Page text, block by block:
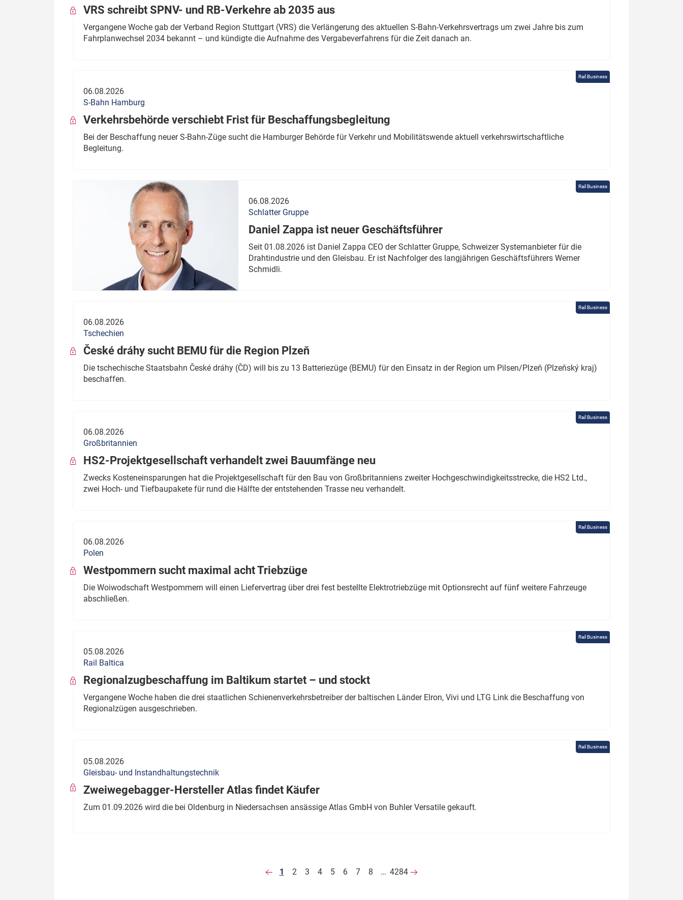
VRS schreibt SPNV- und RB-Verkehre ab 2035 aus
Vergangene Woche gab der Verband Region Stuttgart (VRS) die Verlängerung des aktuellen S-Bahn-Verkehrsvertrags um zwei Jahre bis zum
Fahrplanwechsel 2034 bekannt – und kündigte die Aufnahme des Vergabeverfahrens für die Zeit danach an.
Rail Business
06.08.2026
S-Bahn Hamburg
Verkehrsbehörde verschiebt Frist für Beschaffungsbegleitung
Bei der Beschaffung neuer S-Bahn-Züge sucht die Hamburger Behörde für Verkehr und Mobilitätswende aktuell verkehrswirtschaftliche
Begleitung.
Rail Business
06.08.2026
Schlatter Gruppe
Daniel Zappa ist neuer Geschäftsführer
Seit 01.08.2026 ist Daniel Zappa CEO der Schlatter Gruppe, Schweizer Systemanbieter für die
Drahtindustrie und den Gleisbau. Er ist Nachfolger des langjährigen Geschäftsführers Werner
Schmidli.
Rail Business
06.08.2026
Tschechien
České dráhy sucht BEMU für die Region Plzeň
Die tschechische Staatsbahn České dráhy (ČD) will bis zu 13 Batteriezüge (BEMU) für den Einsatz in der Region um Pilsen/Plzeň (Plzeňský kraj)
beschaffen.
Rail Business
06.08.2026
Großbritannien
HS2-Projektgesellschaft verhandelt zwei Bauumfänge neu
Zwecks Kosteneinsparungen hat die Projektgesellschaft für den Bau von Großbritanniens zweiter Hochgeschwindigkeitsstrecke, die HS2 Ltd.,
zwei Hoch- und Tiefbaupakete für rund die Hälfte der entstehenden Trasse neu verhandelt.
Rail Business
06.08.2026
Polen
Westpommern sucht maximal acht Triebzüge
Die Woiwodschaft Westpommern will einen Liefervertrag über drei fest bestellte Elektrotriebzüge mit Optionsrecht auf fünf weitere Fahrzeuge
abschließen.
Rail Business
05.08.2026
Rail Baltica
Regionalzugbeschaffung im Baltikum startet – und stockt
Vergangene Woche haben die drei staatlichen Schienenverkehrsbetreiber der baltischen Länder Elron, Vivi und LTG Link die Beschaffung von
Regionalzügen ausgeschrieben.
Rail Business
05.08.2026
Gleisbau- und Instandhaltungstechnik
Zweiwegebagger-Hersteller Atlas findet Käufer
Zum 01.09.2026 wird die bei Oldenburg in Niedersachsen ansässige Atlas GmbH von Buhler Versatile gekauft.
1 2 3 4 5 6 7 8 … 4284